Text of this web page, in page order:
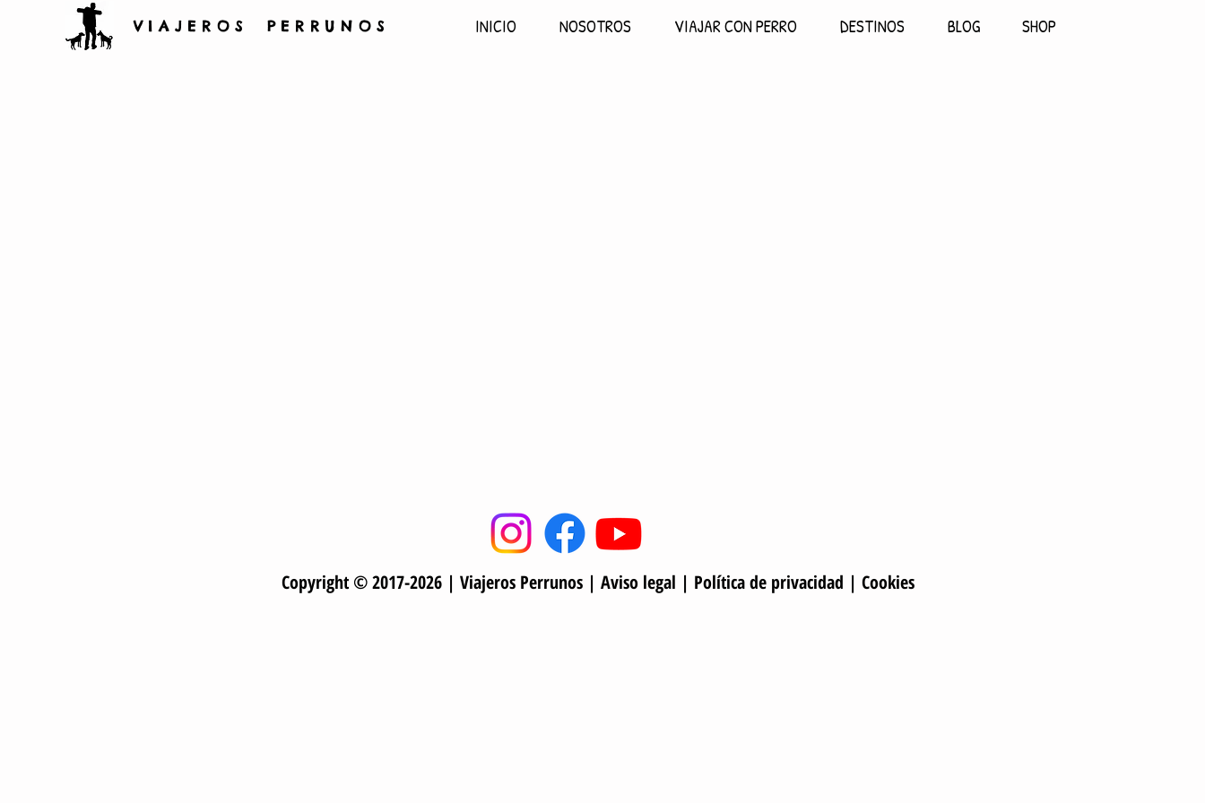
V I A J E R O S P E R R U N O S INICIO NOSOTROS VIAJAR CON PERRO DESTINOS BLOG SHOP
Copyright © 2017-2026 | Viajeros Perrunos | Aviso legal | Política de privacidad | Cookies